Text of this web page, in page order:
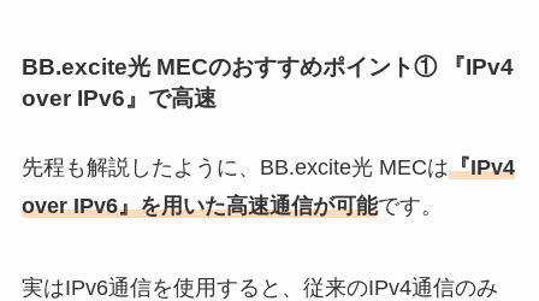
BB.excite光 MECのおすすめポイント① 『IPv4
over IPv6』で高速
先程も解説したように、BB.excite光 MECは『IPv4
over IPv6』を用いた高速通信が可能です。
実はIPv6通信を使用すると、従来のIPv4通信のみ